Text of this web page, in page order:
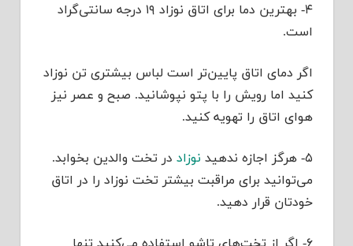
۴- بهترین دما برای اتاق نوزاد ۱۹ درجه سانتی‌گراد
است.
اگر دمای اتاق پایین‌تر است لباس بیشتری تن نوزاد
کنید اما رویش را با پتو نپوشانید. صبح و عصر نیز
هوای اتاق را تهویه کنید.
۵- هرگز اجازه ندهید نوزاد در تخت والدین بخوابد.
می‌توانید برای مراقبت بیشتر تخت نوزاد را در اتاق
خودتان قرار دهید.